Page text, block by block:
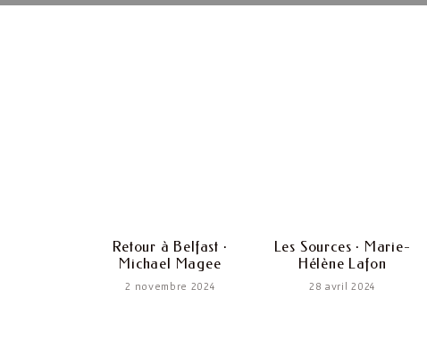
Retour à Belfast ·
Michael Magee
2 novembre 2024
Les Sources · Marie-
Hélène Lafon
28 avril 2024